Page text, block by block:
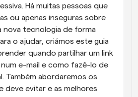
Há muitas pessoas que
ou apenas inseguras sobre
nova tecnologia de forma
o ajudar, criámos este guia
quando partilhar um link
e-mail e como fazê-lo de
Também abordaremos os
deve evitar e as melhores